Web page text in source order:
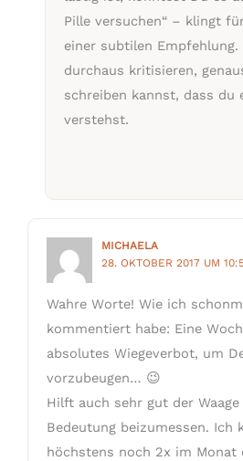
Pille versuchen“ – klingt
einer subtilen Empfehlung.
durchaus kritisieren,
schreiben kannst, dass du
verstehst.
MICHAELA
28. OKTOBER 2017 UM
Wahre Worte! Wie ich
kommentiert habe: Eine
absolutes Wiegeverbot, um
vorzubeugen… 😉
Hilft auch sehr gut der
Bedeutung beizumessen. Ich
höchstens noch 2x im Monat